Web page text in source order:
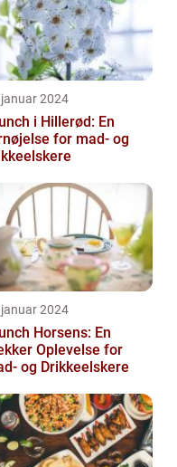
2024
i Hillerød: En
for mad- og
2024
Horsens: En
Oplevelse for
og Drikkeelskere